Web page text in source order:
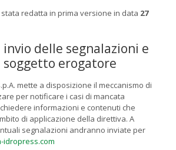
redatta in prima versione in data 27
delle segnalazioni e
erogatore
mette a disposizione il meccanismo di
per notificare i casi di mancata
informazioni e contenuti che
di applicazione della direttiva. A
segnalazioni andranno inviate per
idropress.com